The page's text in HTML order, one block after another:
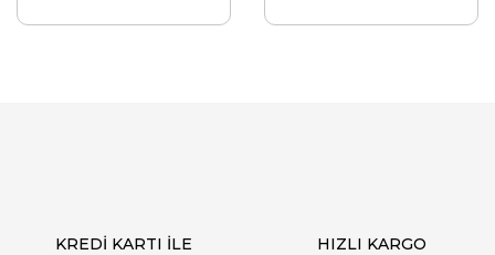
KREDİ KARTI İLE
HIZLI KARGO